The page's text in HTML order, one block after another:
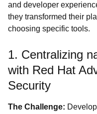
and developer
they transformed their
choosing specific tools.
1. Centralizing
with Red Hat
Security
The Challenge: